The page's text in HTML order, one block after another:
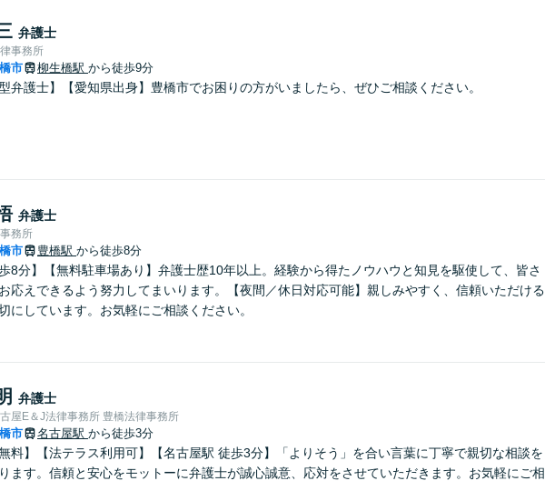
弁護士
事務所
市 柳生橋駅 から徒歩9分
型弁護士】【愛知県出身】豊橋市でお困りの方がいましたら、ぜひご相談ください。
弁護士
務所
市 豊橋駅 から徒歩8分
歩8分】【無料駐車場あり】弁護士歴10年以上。経験から得たノウハウと知見を駆使して、皆さ
応えできるよう努力してまいります。【夜間／休日対応可能】親しみやすく、信頼いただける
にしています。お気軽にご相談ください。
弁護士
屋E＆J法律事務所 豊橋法律事務所
市 名古屋駅 から徒歩3分
無料】【法テラス利用可】【名古屋駅 徒歩3分】「よりそう」を合い言葉に丁寧で親切な相談を
ます。信頼と安心をモットーに弁護士が誠心誠意、応対をさせていただきます。お気軽にご相